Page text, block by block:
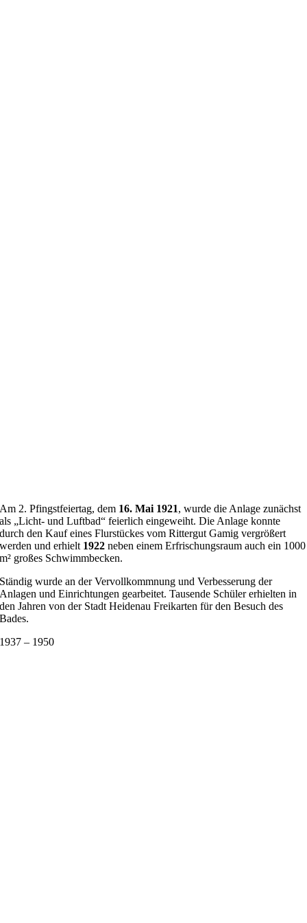
Am 2. Pfingstfeiertag, dem 16. Mai 1921, wurde die Anlage zunächst
als „Licht- und Luftbad“ feierlich eingeweiht. Die Anlage konnte
durch den Kauf eines Flurstückes vom Rittergut Gamig vergrößert
werden und erhielt 1922 neben einem Erfrischungsraum auch ein 1000
m² großes Schwimmbecken.
Ständig wurde an der Vervollkommnung und Verbesserung der
Anlagen und Einrichtungen gearbeitet. Tausende Schüler erhielten in
den Jahren von der Stadt Heidenau Freikarten für den Besuch des
Bades.
1937 – 1950